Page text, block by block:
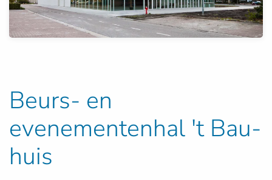
Beurs- en
evenementenhal 't Bau-
huis